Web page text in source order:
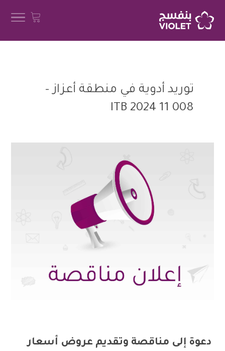
توريد أدوية في منطقة أعزاز –
ITB 2024 11 008
دعوة إلى مناقصة وتقديم عروض أسعار